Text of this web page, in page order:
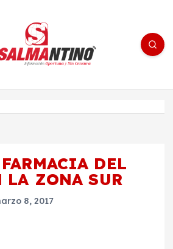
- medios/noticias/editorial
DEL
LA ZONA SUR
8, 2017